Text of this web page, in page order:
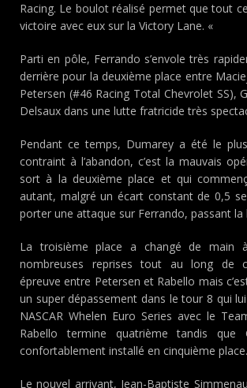
Racing. Le boulot réalisé permet que tout
victoire avec eux sur la Victory Lane. «
Parti en pôle, Ferrando s’envole très
derrière pour la deuxième place entre
Petersen (#46 Racing Total Chevrolet SS),
Delsaux dans une lutte fratricide très
Pendant ce temps, Dumarey a été le
contraint à l’abandon, c’est la mauvais
sort à la deuxième place et qui
autant, malgré un écart constant de 0,5
porter une attaque sur Ferrando, passant la
La troisième place a changé de main
nombreuses reprises tout au long de
épreuve entre Petersen et Rabello mais
un super dépassement dans le tour 8 qui
NASCAR Whelen Euro Series avec le
Rabello termine quatrième tandis que
confortablement installé en cinquième place.
Le nouvel arrivant, Jean-Baptiste